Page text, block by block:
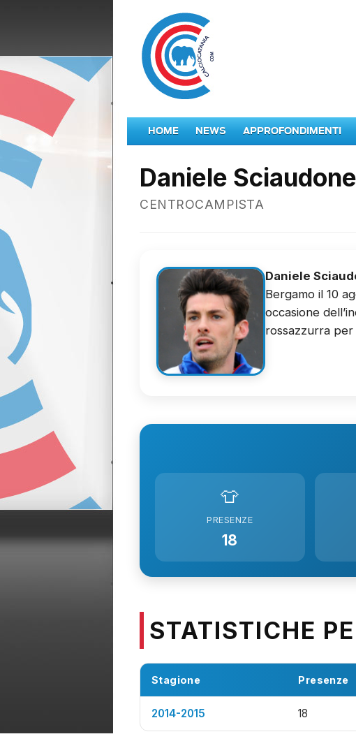
HOME NEWS APPROFONDIMENTI
Daniele Sciaudone
CENTROCAMPISTA
Daniele
Bergamo il 10
occasione
rossazzurra per
👕
PRESENZE
18
STATISTICHE
Stagione Presenze
2014-2015 18